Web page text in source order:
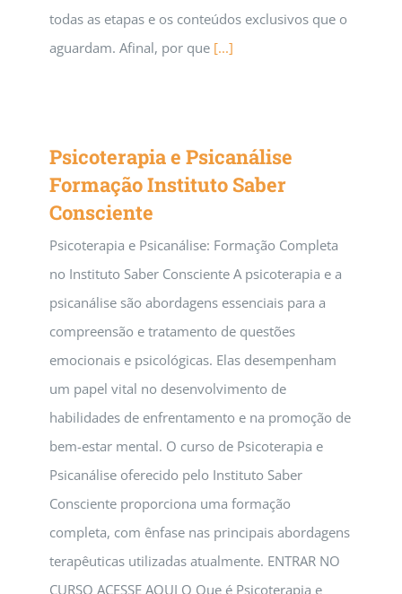
todas as etapas e os conteúdos exclusivos que o
aguardam. Afinal, por que [...]
Psicoterapia e Psicanálise
Formação Instituto Saber
Consciente
Psicoterapia e Psicanálise: Formação Completa
no Instituto Saber Consciente A psicoterapia e a
psicanálise são abordagens essenciais para a
compreensão e tratamento de questões
emocionais e psicológicas. Elas desempenham
um papel vital no desenvolvimento de
habilidades de enfrentamento e na promoção de
bem-estar mental. O curso de Psicoterapia e
Psicanálise oferecido pelo Instituto Saber
Consciente proporciona uma formação
completa, com ênfase nas principais abordagens
terapêuticas utilizadas atualmente. ENTRAR NO
CURSO ACESSE AQUI O Que é Psicoterapia e